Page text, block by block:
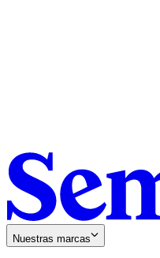
Nuestras marcas